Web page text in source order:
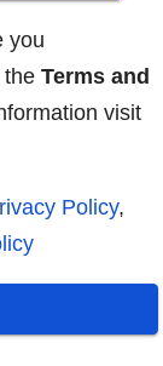
you
the Terms and
visit
Policy,